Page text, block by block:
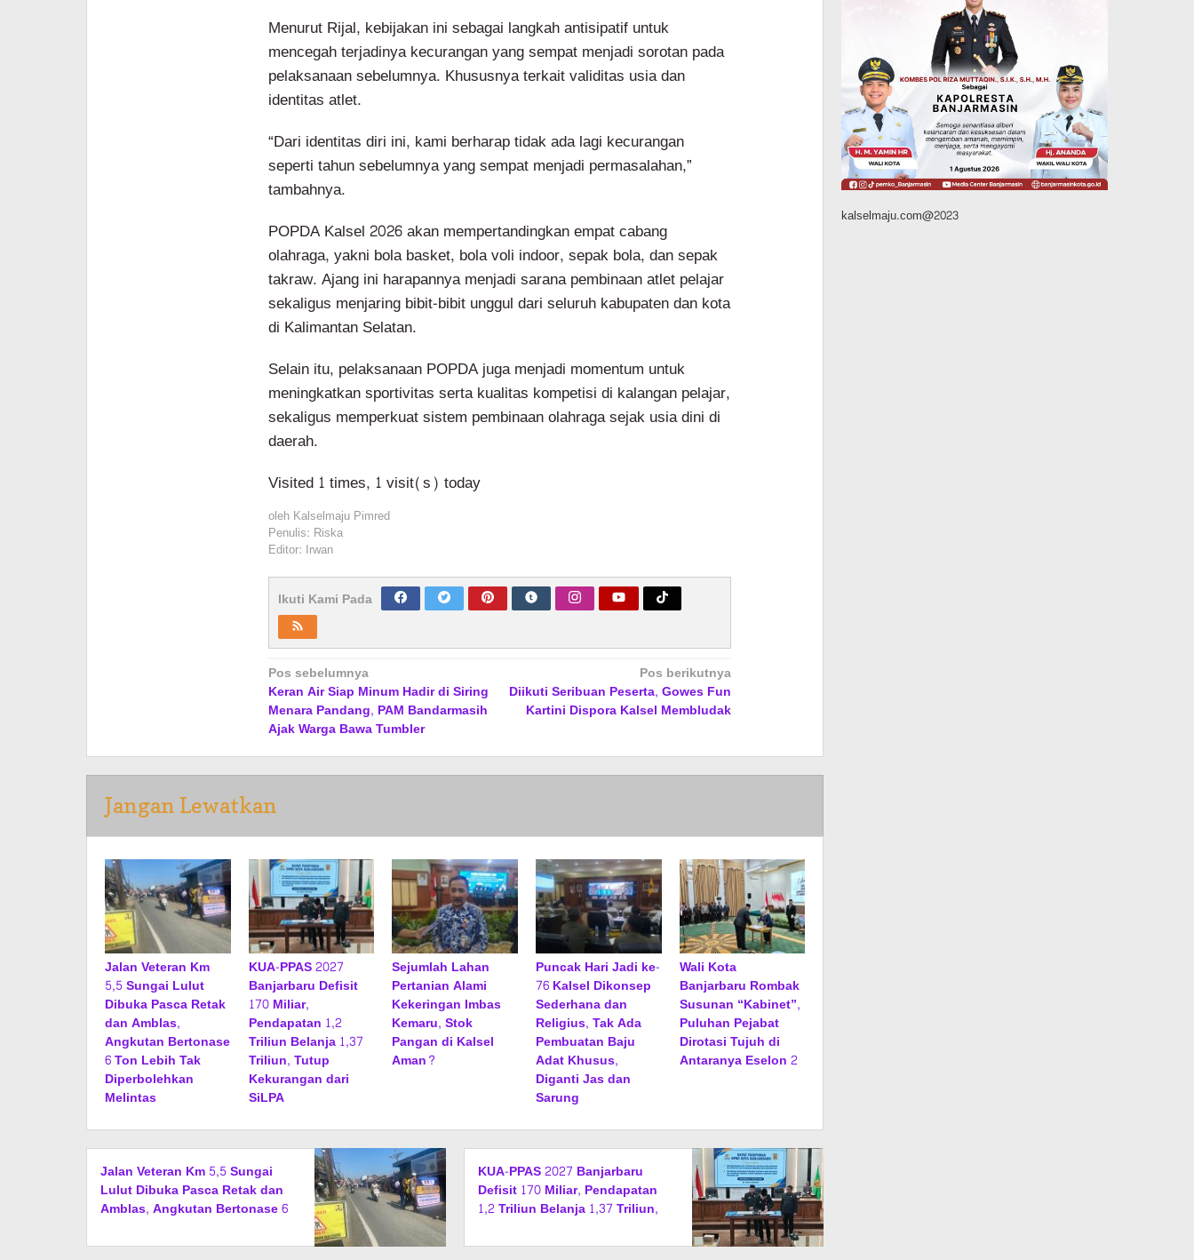
Menurut Rijal, kebijakan ini sebagai langkah antisipatif untuk
mencegah terjadinya kecurangan yang sempat menjadi sorotan pada
pelaksanaan sebelumnya. Khususnya terkait validitas usia dan
identitas atlet.
“Dari identitas diri ini, kami berharap tidak ada lagi kecurangan
seperti tahun sebelumnya yang sempat menjadi permasalahan,”
tambahnya.
POPDA Kalsel 2026 akan mempertandingkan empat cabang
olahraga, yakni bola basket, bola voli indoor, sepak bola, dan sepak
takraw. Ajang ini harapannya menjadi sarana pembinaan atlet pelajar
sekaligus menjaring bibit-bibit unggul dari seluruh kabupaten dan kota
di Kalimantan Selatan.
Selain itu, pelaksanaan POPDA juga menjadi momentum untuk
meningkatkan sportivitas serta kualitas kompetisi di kalangan pelajar,
sekaligus memperkuat sistem pembinaan olahraga sejak usia dini di
daerah.
Visited 1 times, 1 visit(s) today
oleh Kalselmaju Pimred
Penulis: Riska
Editor: Irwan
Ikuti Kami Pada
Navigasi
pos
Pos sebelumnya
Keran Air Siap Minum Hadir di Siring
Menara Pandang, PAM Bandarmasih
Ajak Warga Bawa Tumbler
Pos berikutnya
Diikuti Seribuan Peserta, Gowes Fun
Kartini Dispora Kalsel Membludak
Jangan Lewatkan
Jalan Veteran Km
5,5 Sungai Lulut
Dibuka Pasca Retak
dan Amblas,
Angkutan Bertonase
6 Ton Lebih Tak
Diperbolehkan
Melintas
KUA-PPAS 2027
Banjarbaru Defisit
170 Miliar,
Pendapatan 1,2
Triliun Belanja 1,37
Triliun, Tutup
Kekurangan dari
SiLPA
Sejumlah Lahan
Pertanian Alami
Kekeringan Imbas
Kemaru, Stok
Pangan di Kalsel
Aman?
Puncak Hari Jadi ke-
76 Kalsel Dikonsep
Sederhana dan
Religius, Tak Ada
Pembuatan Baju
Adat Khusus,
Diganti Jas dan
Sarung
Wali Kota
Banjarbaru Rombak
Susunan “Kabinet”,
Puluhan Pejabat
Dirotasi Tujuh di
Antaranya Eselon 2
Jalan Veteran Km 5,5 Sungai
Lulut Dibuka Pasca Retak dan
Amblas, Angkutan Bertonase 6
Melintas
KUA-PPAS 2027 Banjarbaru
Defisit 170 Miliar, Pendapatan
1,2 Triliun Belanja 1,37 Triliun,
Pemkab Balangan
Silaturahmi ke DPRD
Balangan, Kapolres AKBP
Arif Mansyur Perkuat
Koordinasi Keamanan
Daerah
kalselmaju.com@2023